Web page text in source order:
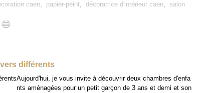
caen, papier-peint, décoratrice d'intérieur caen, salon
différents
Aujourd'hui, je vous invite à découvrir deux chambres d'enfa
nts aménagées pour un petit garçon de 3 ans et demi et son